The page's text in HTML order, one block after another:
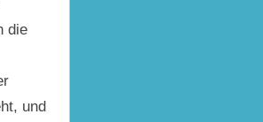
die
und